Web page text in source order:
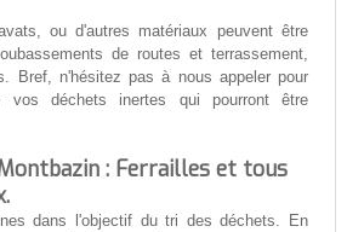
ou d'autres matériaux peuvent être
de routes et terrassement,
Bref, n'hésitez pas à nous appeler pour
vos déchets inertes qui pourront être
: Ferrailles et tous
dans l'objectif du tri des déchets. En